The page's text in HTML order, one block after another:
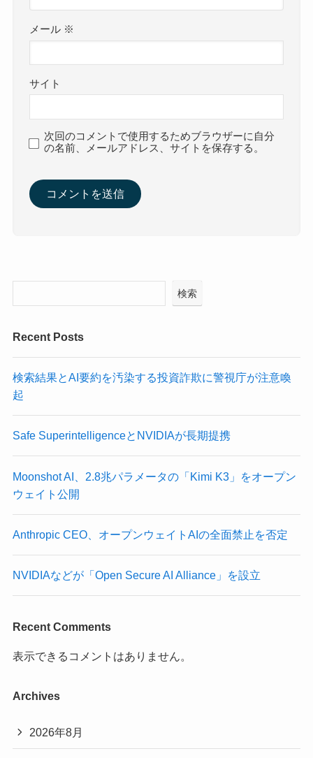
メール ※
サイト
次回のコメントで使用するためブラウザーに自分
の名前、メールアドレス、サイトを保存する。
検索
Recent Posts
検索結果とAI要約を汚染する投資詐欺に警視庁が注意喚
起
Safe SuperintelligenceとNVIDIAが長期提携
Moonshot AI、2.8兆パラメータの「Kimi K3」をオープン
ウェイト公開
Anthropic CEO、オープンウェイトAIの全面禁止を否定
NVIDIAなどが「Open Secure AI Alliance」を設立
Recent Comments
表示できるコメントはありません。
Archives
2026年8月